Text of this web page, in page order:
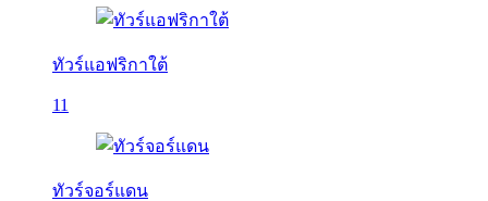
ทัวร์แอฟริกาใต้
11
ทัวร์จอร์แดน